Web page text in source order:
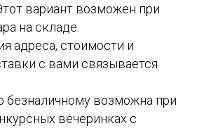
вариант возможен при
на складе.
адреса, стоимости и
с вами связывается
безналичному возможна при
вечеринках с